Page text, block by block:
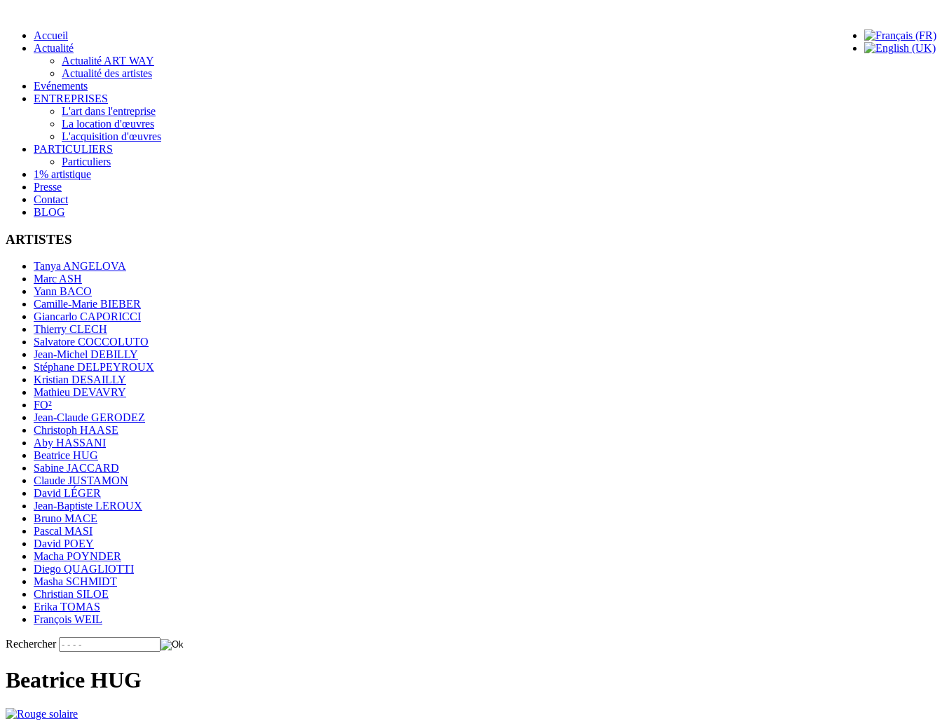
Accueil
Actualité
Actualité ART WAY
Actualité des artistes
Evénements
ENTREPRISES
L'art dans l'entreprise
La location d'œuvres
L'acquisition d'œuvres
PARTICULIERS
Particuliers
1% artistique
Presse
Contact
BLOG
ARTISTES
Tanya ANGELOVA
Marc ASH
Yann BACO
Camille-Marie BIEBER
Giancarlo CAPORICCI
Thierry CLECH
Salvatore COCCOLUTO
Jean-Michel DEBILLY
Stéphane DELPEYROUX
Kristian DESAILLY
Mathieu DEVAVRY
FO²
Jean-Claude GERODEZ
Christoph HAASE
Aby HASSANI
Beatrice HUG
Sabine JACCARD
Claude JUSTAMON
David LÉGER
Jean-Baptiste LEROUX
Bruno MACE
Pascal MASI
David POEY
Macha POYNDER
Diego QUAGLIOTTI
Masha SCHMIDT
Christian SILOE
Erika TOMAS
François WEIL
Rechercher
Beatrice HUG